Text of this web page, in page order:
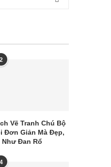
2
Vẽ Tranh Chú Bộ
Đơn Giản Mà Đẹp,
Như Đan Rổ
4